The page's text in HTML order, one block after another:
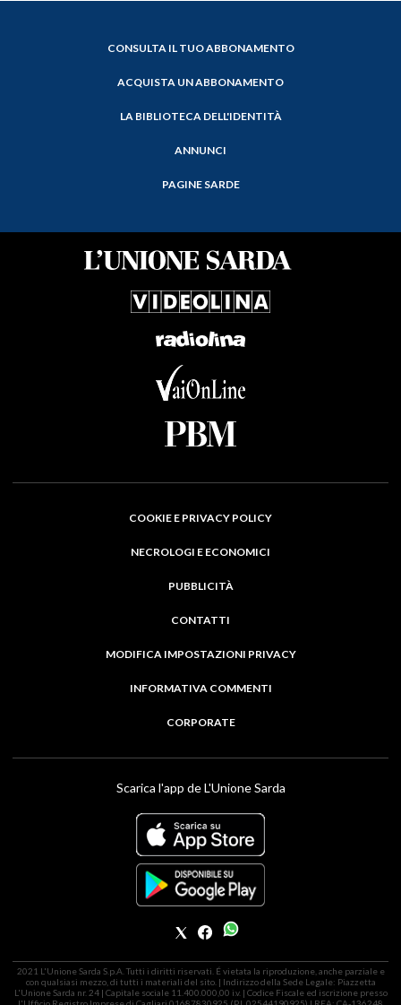
CONSULTA IL TUO ABBONAMENTO
ACQUISTA UN ABBONAMENTO
LA BIBLIOTECA DELL'IDENTITÀ
ANNUNCI
PAGINE SARDE
COOKIE E PRIVACY POLICY
NECROLOGI E ECONOMICI
PUBBLICITÀ
CONTATTI
MODIFICA IMPOSTAZIONI PRIVACY
INFORMATIVA COMMENTI
CORPORATE
Scarica l'app de L'Unione Sarda
2021 L'Unione Sarda S.p.A. Tutti i diritti riservati. É vietata la riproduzione, anche parziale e
con qualsiasi mezzo, di tutti i materiali del sito. | Indirizzo della Sede Legale: Piazzetta
L'Unione Sarda nr. 24 | Capitale sociale 11.400.000,00 i.v. | Codice Fiscale ed iscrizione presso
l'Ufficio Registro Imprese di Cagliari 01687830925 (P.I. 02544190925) | REA: CA-136248